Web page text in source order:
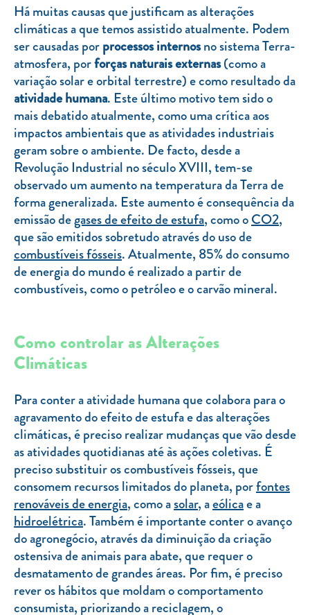
Clientes prioritários
Resolução alternativa de litígios
Há muitas causas que justificam as alterações
climáticas a que temos assistido atualmente. Podem
ser causadas porprocessos internosno sistema Terra-
atmosfera, porforças naturais externas(como a
variação solar e orbital terrestre) e como resultado da
atividade humana. Este último motivo tem sido o
mais debatido atualmente, como uma crítica aos
impactos ambientais que as atividades industriais
geram sobre o ambiente. De facto, desde a
Revolução Industrial no século XVIII, tem-se
observado um aumento na temperatura da Terra de
forma generalizada. Este aumento é consequência da
emissão degases de efeito de estufa, como oCO2,
que são emitidos sobretudo através do uso de
combustíveis fósseis. Atualmente, 85% do consumo
de energia do mundo é realizado a partir de
combustíveis, como o petróleo e o carvão mineral.
Como controlar as Alterações
Climáticas
Para conter a atividade humana que colabora para o
agravamento do efeito de estufa e das alterações
climáticas, é preciso realizar mudanças que vão desde
as atividades quotidianas até às ações coletivas. É
preciso substituir os combustíveis fósseis, que
consomem recursos limitados do planeta, porfontes
renováveis de energia, como asolar, aeólicae a
hidroelétrica. Também é importante conter o avanço
do agronegócio, através da diminuição da criação
ostensiva de animais para abate, que requer o
desmatamento de grandes áreas. Por fim, é preciso
rever os hábitos que moldam o comportamento
consumista, priorizando a reciclagem, o